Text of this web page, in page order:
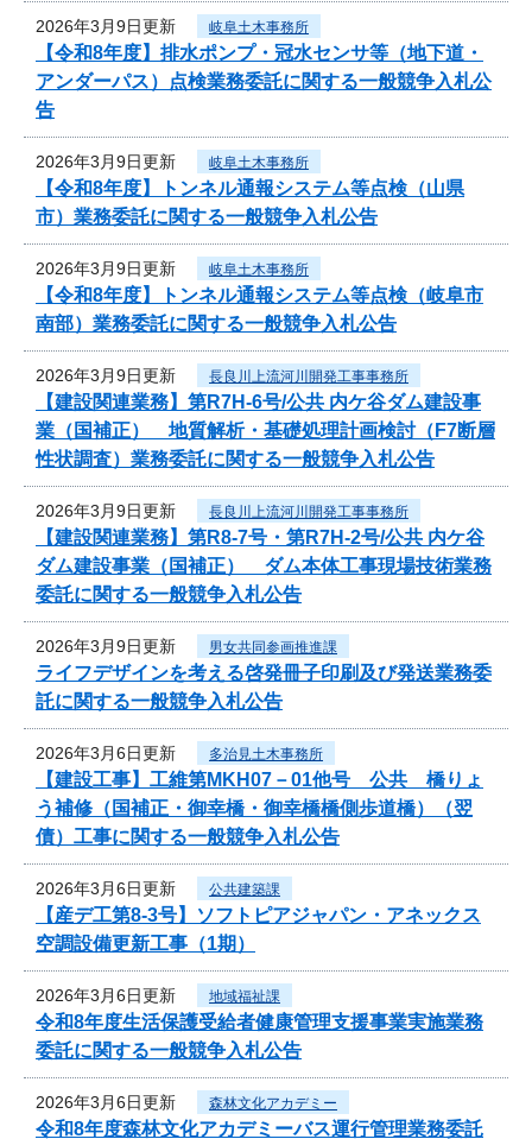
2026年3月9日更新 岐阜土木事務所
【令和8年度】排水ポンプ・冠水センサ等（地下道・
アンダーパス）点検業務委託に関する一般競争入札公
告
2026年3月9日更新 岐阜土木事務所
【令和8年度】トンネル通報システム等点検（山県
市）業務委託に関する一般競争入札公告
2026年3月9日更新 岐阜土木事務所
【令和8年度】トンネル通報システム等点検（岐阜市
南部）業務委託に関する一般競争入札公告
2026年3月9日更新 長良川上流河川開発工事事務所
【建設関連業務】第R7H-6号/公共 内ケ谷ダム建設事
業（国補正） 地質解析・基礎処理計画検討（F7断層
性状調査）業務委託に関する一般競争入札公告
2026年3月9日更新 長良川上流河川開発工事事務所
【建設関連業務】第R8-7号・第R7H-2号/公共 内ケ谷
ダム建設事業（国補正） ダム本体工事現場技術業務
委託に関する一般競争入札公告
2026年3月9日更新 男女共同参画推進課
ライフデザインを考える啓発冊子印刷及び発送業務委
託に関する一般競争入札公告
2026年3月6日更新 多治見土木事務所
【建設工事】工維第MKH07－01他号 公共 橋りょ
う補修（国補正・御幸橋・御幸橋橋側歩道橋）（翌
債）工事に関する一般競争入札公告
2026年3月6日更新 公共建築課
【産デ工第8-3号】ソフトピアジャパン・アネックス
空調設備更新工事（1期）
2026年3月6日更新 地域福祉課
令和8年度生活保護受給者健康管理支援事業実施業務
委託に関する一般競争入札公告
2026年3月6日更新 森林文化アカデミー
令和8年度森林文化アカデミーバス運行管理業務委託